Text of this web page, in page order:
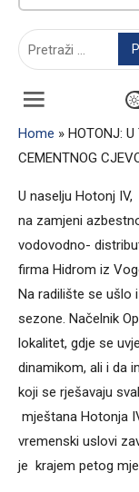
Home » HOTONJ:
CEMENTNOG
U naselju Hotonj
na zamjeni
vodovodno-
firma Hidrom iz
Na radilište se ušlo
sezone. Načelnik
lokalitet, gdje se
dinamikom, ali i da
koji se rješavaju
mještana Hotonja
vremenski uslovi
je krajem petog